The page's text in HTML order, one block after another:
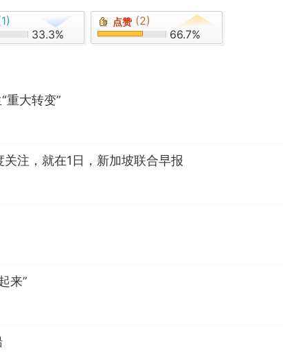
33.3%
点赞 (2)
66.7%
重大转变”
注，就在1日，新加坡联合早报
来”